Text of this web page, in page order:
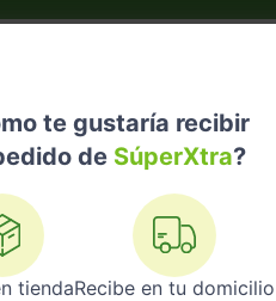
te gustaría recibir
de SúperXtra?
tiendaRecibe en tu domicilio
Telemedicina
Azul 125gr 118 Ml De Piña